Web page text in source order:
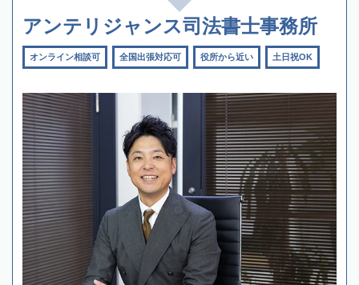
アンテリジャンス司法書士事務所
オンライン相談可 全国出張対応可 役所から近い 土日祝OK